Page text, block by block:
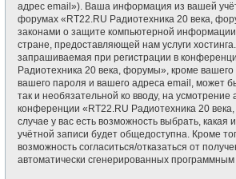
адрес email»). Ваша информация из вашей
форумах «RT22.RU Радиотехника 20 века,
законами о защите компьютерной
стране, предоставляющей нам услуги
запрашиваемая при регистрации в
Радиотехника 20 века, форумы», кроме
вашего пароля и вашего адреса email, может
так и необязательной ко вводу, на усмотрение
конференции «RT22.RU Радиотехника 20
случае у вас есть возможность выбрать,
учётной записи будет общедоступна. Кроме
возможность согласиться/отказаться от
автоматически сгенерированных